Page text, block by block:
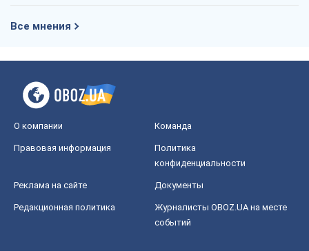
Все мнения
О компании Команда
Правовая информация
Политика
конфиденциальности
Реклама на сайте Документы
Редакционная политика
Журналисты OBOZ.UA на месте
событий